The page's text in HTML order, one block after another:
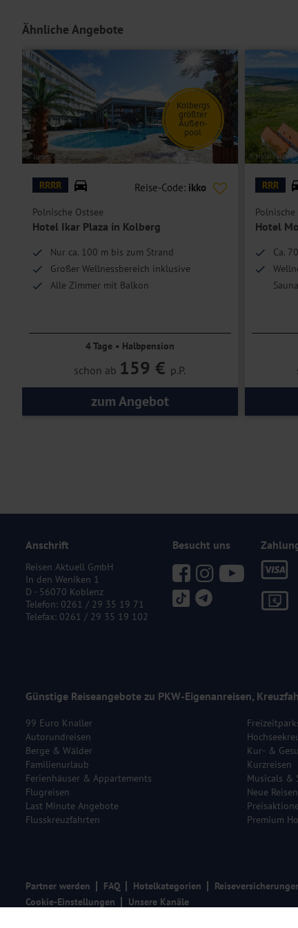
Ähnliche Angebote
© Hotel Ikar Plaza
Kolbergs
größter
Außen-
pool
RRRR Reise-Code: ikko
Polnische Ostsee
Hotel Ikar Plaza in Kolberg
Nur ca. 100 m bis zum Strand
Großer Wellnessbereich inklusive
Alle Zimmer mit Balkon
4 Tage • Halbpension
schon ab 159 € p.P.
zum Angebot
© Hotel Mona
RRR
Polnische
Hotel
Ca.
Sauna
Anschrift
Reisen Aktuell GmbH
In den Weniken 1
D - 56070 Koblenz
Telefon: 0261 / 29 35 19 71
Telefax: 0261 / 29 35 19 102
Besucht uns
Günstige Reiseangebote zu PKW-Eigenanreisen,
99 Euro Knaller
Autorundreisen
Berge & Wälder
Familienurlaub
Ferienhäuser & Appartements
Flugreisen
Last Minute Angebote
Flusskreuzfahrten
Kur- &
Kurzreisen
Musicals &
Neue Reisen
Premium
Partner werden FAQ Hotelkategorien
Cookie-Einstellungen
Unsere Kanäle